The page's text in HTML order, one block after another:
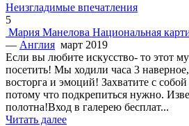
Неизгладимые впечатления
5
Мария Манелова Национальная
— Англия март 2019
Если вы любите искусство- то этот
посетить! Мы ходили часа 3
восторга и эмоций! Захватите с
потому что подкрепиться нужно.
полотна!Вход в галерею бесплат...
Читать далее